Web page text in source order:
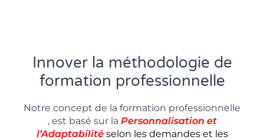
Innover la méthodologie de
formation professionnelle
Notre concept de la formation professionnelle
, est basé sur la Personnalisation et
l’Adaptabilité selon les demandes et les